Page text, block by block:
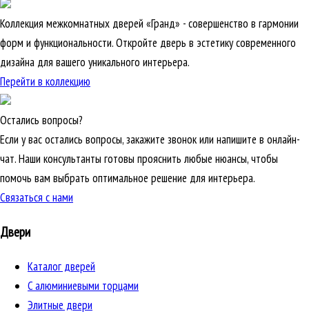
Коллекция межкомнатных дверей «Гранд» - совершенство в гармонии
форм и функциональности. Откройте дверь в эстетику современного
дизайна для вашего уникального интерьера.
Перейти в коллекцию
Остались вопросы?
Если у вас остались вопросы, закажите звонок или напишите в онлайн-
чат. Наши консультанты готовы прояснить любые нюансы, чтобы
помочь вам выбрать оптимальное решение для интерьера.
Связаться с нами
Двери
Каталог дверей
C алюминиевыми торцами
Элитные двери